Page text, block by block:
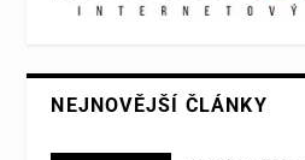
NEJNOVĚJŠÍ ČLÁNKY